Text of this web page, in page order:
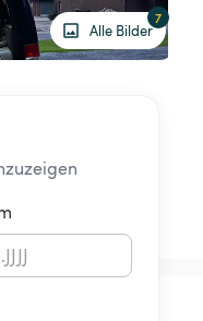
Alle Bilder
7
.JJJJ